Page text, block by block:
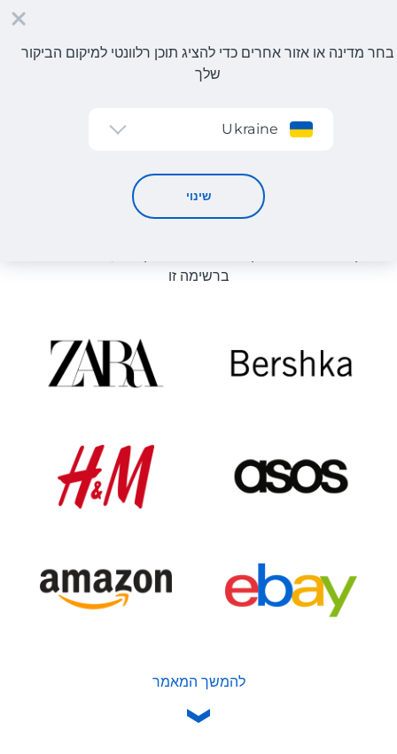
בחר מדינה או אזור אחרים כדי להציג תוכן רלוונטי למיקום הביקור
שלך
Ukraine
שינוי
קטלוג חנויות
קטלוג חנויות
ברשימה זו
להמשך המאמר